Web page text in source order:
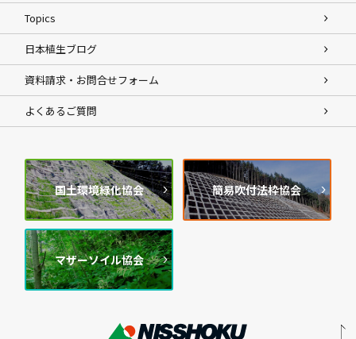
Topics
日本植生ブログ
資料請求・お問合せフォーム
よくあるご質問
国土環境緑化協会 簡易吹付法枠協会
マザーソイル協会